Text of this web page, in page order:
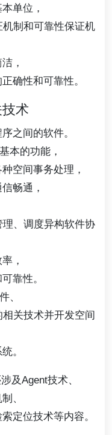
单位，
制和可靠性保证机
，
确性和可靠性。
术
之间的软件。
本的功能，
空间事务处理，
畅通，
、调度异构软件协
，
靠性。
、
关技术并开发空间
。
及Agent技术、
、
定位技术等内容。